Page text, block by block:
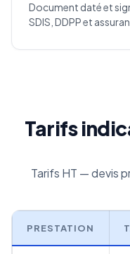
Document daté et
SDIS, DDPP et
Tarifs
Tarifs HT — devis
PRESTATION